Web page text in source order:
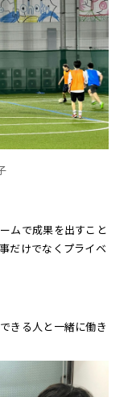
ムで成果を出すこと
だけでなくプライベ
きる人と一緒に働き